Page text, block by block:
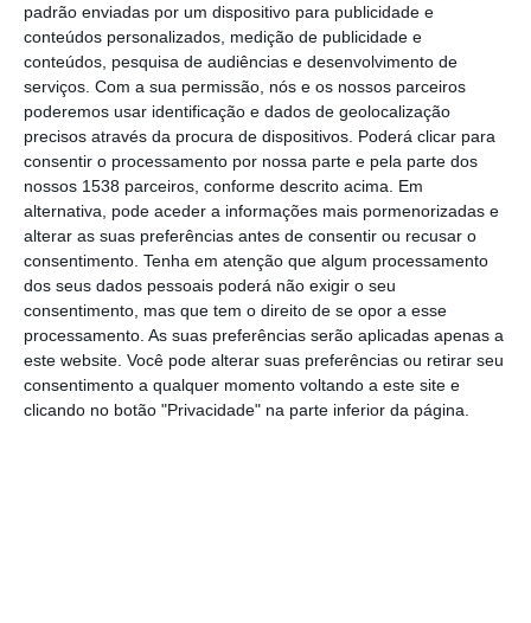
padrão enviadas por um dispositivo para publicidade e
conteúdos personalizados, medição de publicidade e
conteúdos, pesquisa de audiências e desenvolvimento de
serviços. Com a sua permissão, nós e os nossos parceiros
poderemos usar identificação e dados de geolocalização
precisos através da procura de dispositivos. Poderá clicar para
consentir o processamento por nossa parte e pela parte dos
nossos 1538 parceiros, conforme descrito acima. Em
alternativa, pode aceder a informações mais pormenorizadas e
alterar as suas preferências antes de consentir ou recusar o
consentimento. Tenha em atenção que algum processamento
dos seus dados pessoais poderá não exigir o seu
consentimento, mas que tem o direito de se opor a esse
processamento. As suas preferências serão aplicadas apenas a
este website. Você pode alterar suas preferências ou retirar seu
consentimento a qualquer momento voltando a este site e
clicando no botão "Privacidade" na parte inferior da página.
A programação começa às 9h00 com a
concentração dos participantes no Parque
25 de Abril para o início do Passeio Urbano,
um percurso de aproximadamente 6 km
organizado pelo Setor do Fomento
Desportivo. Às 10h30, haverá uma sessão de
alongamentos e correção postural, seguida
de uma aula de Chi Kung às 11h00,
conduzida pela AETAMC – Associação
Escola Tradicional de Artes Marciais e
Curativas.